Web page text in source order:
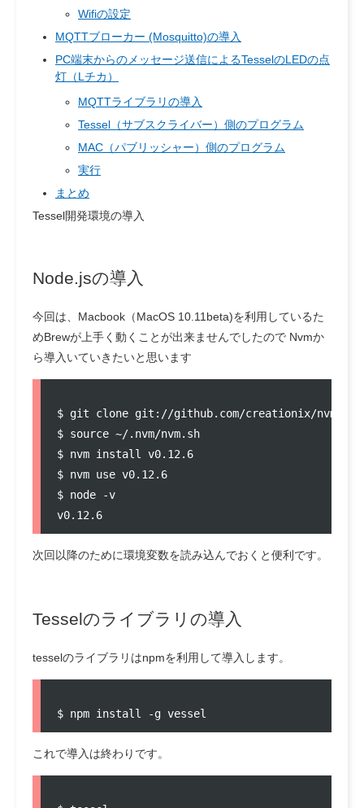
Wifiの設定
MQTTブローカー (Mosquitto)の導入
PC端末からのメッセージ送信によるTesselのLEDの点
灯（Lチカ）
MQTTライブラリの導入
Tessel（サブスクライバー）側のプログラム
MAC（パブリッシャー）側のプログラム
実行
まとめ
Tessel開発環境の導入
Node.jsの導入
今回は、Macbook（MacOS 10.11beta)を利用しているた
めBrewが上手く動くことが出来ませんでしたので Nvmか
ら導入いていきたいと思います
$ git clone git://github.com/creationix/nvm.git
$ source ~/.nvm/nvm.sh
$ nvm install v0.12.6
$ nvm use v0.12.6
$ node -v
次回以降のために環境変数を読み込んでおくと便利です。
Tesselのライブラリの導入
tesselのライブラリはnpmを利用して導入します。
これで導入は終わりです。